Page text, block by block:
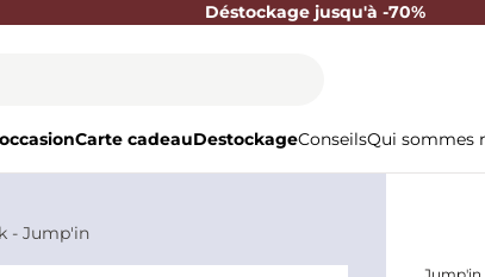
Déstockage jusqu'à -70%
Carte cadeauDestockageConseilsQui sommes
- Jump'in